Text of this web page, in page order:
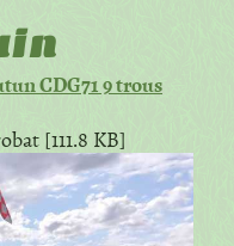
CDG71 9 trous
[111.8 KB]